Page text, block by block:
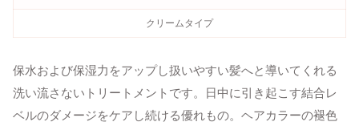
クリームタイプ
保水および保湿力をアップし扱いやすい髪へと導いてくれる
洗い流さないトリートメントです。日中に引き起こす結合レ
ベルのダメージをケアし続ける優れもの。ヘアカラーの褪色